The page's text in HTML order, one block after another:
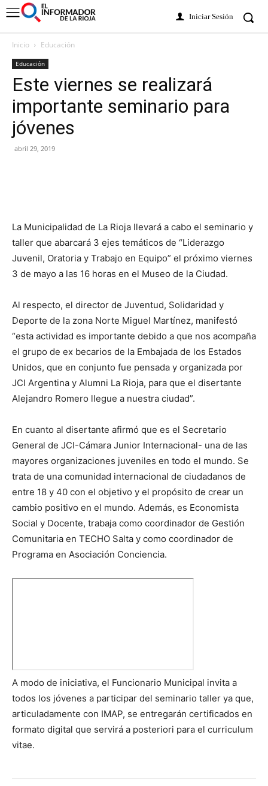
Iniciar Sesión
Inicio Educación
Educación
Este viernes se realizará
importante seminario para
jóvenes
abril 29, 2019
La Municipalidad de La Rioja llevará a cabo el seminario y
taller que abarcará 3 ejes temáticos de “Liderazgo
Juvenil, Oratoria y Trabajo en Equipo” el próximo viernes
3 de mayo a las 16 horas en el Museo de la Ciudad.
Al respecto, el director de Juventud, Solidaridad y
Deporte de la zona Norte Miguel Martínez, manifestó
“esta actividad es importante debido a que nos acompaña
el grupo de ex becarios de la Embajada de los Estados
Unidos, que en conjunto fue pensada y organizada por
JCI Argentina y Alumni La Rioja, para que el disertante
Alejandro Romero llegue a nuestra ciudad”.
En cuanto al disertante afirmó que es el Secretario
General de JCI-Cámara Junior Internacional- una de las
mayores organizaciones juveniles en todo el mundo. Se
trata de una comunidad internacional de ciudadanos de
entre 18 y 40 con el objetivo y el propósito de crear un
cambio positivo en el mundo. Además, es Economista
Social y Docente, trabaja como coordinador de Gestión
Comunitaria en TECHO Salta y como coordinador de
Programa en Asociación Conciencia.
A modo de iniciativa, el Funcionario Municipal invita a
todos los jóvenes a participar del seminario taller ya que,
articuladamente con IMAP, se entregarán certificados en
formato digital que servirá a posteriori para el curriculum
vitae.